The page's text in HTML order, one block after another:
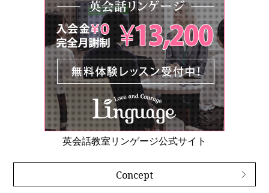
英会話教室リンゲージ公式サイト
Concept